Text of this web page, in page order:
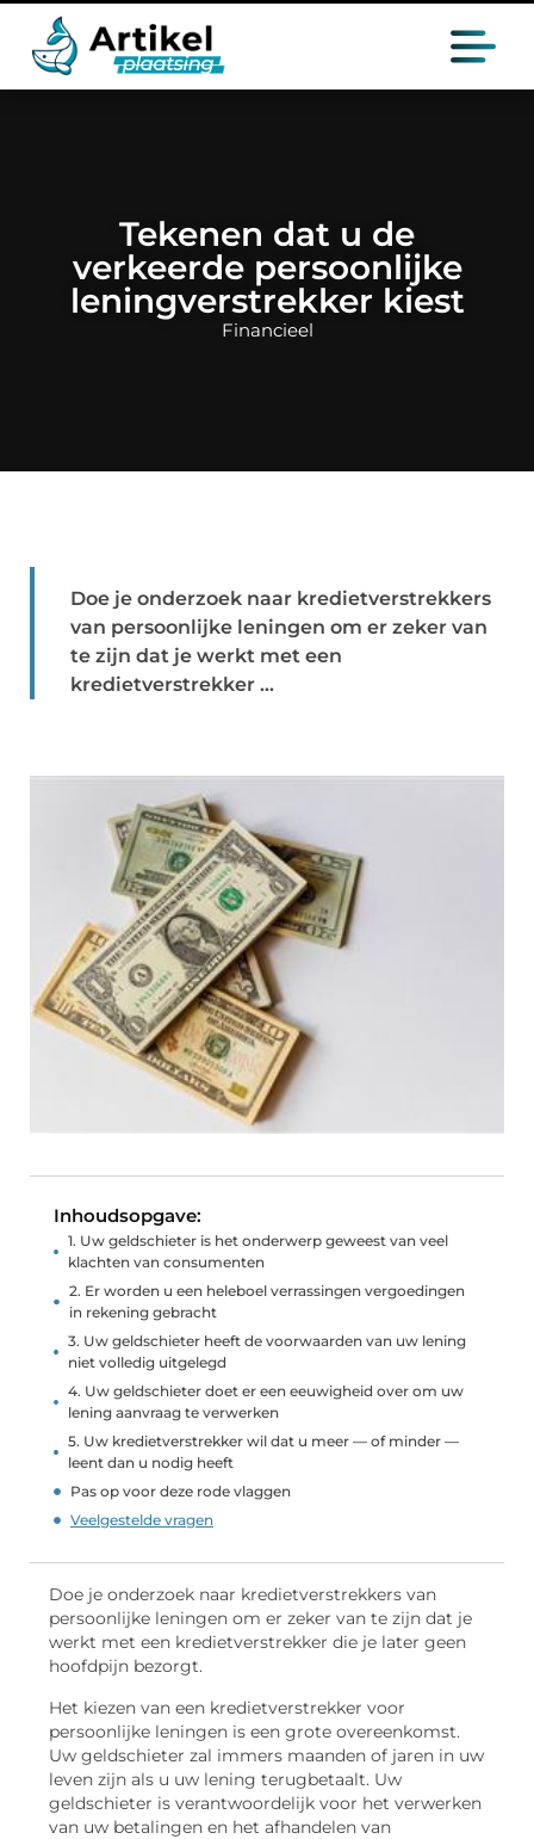
Tekenen dat u de
verkeerde persoonlijke
leningverstrekker kiest
Financieel
Doe je onderzoek naar kredietverstrekkers
van persoonlijke leningen om er zeker van
te zijn dat je werkt met een
kredietverstrekker ...
Inhoudsopgave:
1. Uw geldschieter is het onderwerp geweest van veel
klachten van consumenten
2. Er worden u een heleboel verrassingen vergoedingen
in rekening gebracht
3. Uw geldschieter heeft de voorwaarden van uw lening
niet volledig uitgelegd
4. Uw geldschieter doet er een eeuwigheid over om uw
lening aanvraag te verwerken
5. Uw kredietverstrekker wil dat u meer — of minder —
leent dan u nodig heeft
Pas op voor deze rode vlaggen
Veelgestelde vragen
Doe je onderzoek naar kredietverstrekkers van
persoonlijke leningen om er zeker van te zijn dat je
werkt met een kredietverstrekker die je later geen
hoofdpijn bezorgt.
Het kiezen van een kredietverstrekker voor
persoonlijke leningen is een grote overeenkomst.
Uw geldschieter zal immers maanden of jaren in uw
leven zijn als u uw lening terugbetaalt. Uw
geldschieter is verantwoordelijk voor het verwerken
van uw betalingen en het afhandelen van